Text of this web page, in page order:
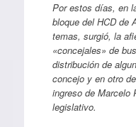
Por estos días, en
bloque del HCD de
temas, surgió, la
«concejales» de
distribución de
concejo y en otro
ingreso de Marcelo
legislativo.